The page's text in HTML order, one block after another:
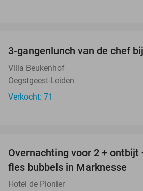
3-gangenlunch van de chef
Villa Beukenhof
Oegstgeest-Leiden
Verkocht: 71
Overnachting voor 2 + ontbijt
fles bubbels in Marknesse
Hotel de Pionier